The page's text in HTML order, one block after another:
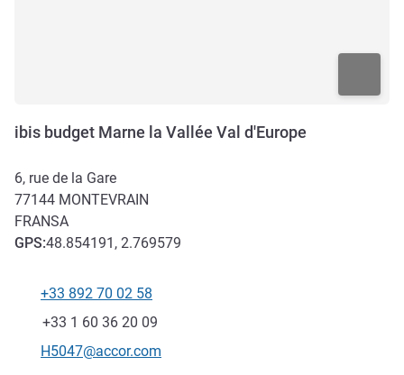
ibis budget Marne la Vallée Val d'Europe
6, rue de la Gare
77144 MONTEVRAIN
FRANSA
GPS:48.854191, 2.769579
Telefon
+33 892 70 02 58
Faks
+33 1 60 36 20 09
İletişim için e-posta
H5047@accor.com